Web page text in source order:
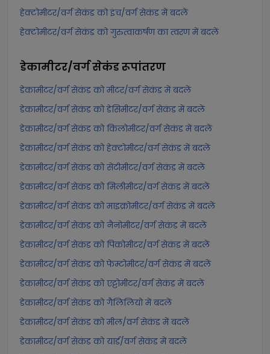
हेक्टोमीटर/वर्ग सेकंड को इंच/वर्ग सेकंड में बदलें
हेक्टोमीटर/वर्ग सेकंड को गुरुत्वाकर्षण का त्वरण में बदलें
डेकामीटर/वर्ग सेकंडरूपांतरण
डेकामीटर/वर्ग सेकंड को मीटर/वर्ग सेकंड में बदलें
डेकामीटर/वर्ग सेकंड को डेसिमीटर/वर्ग सेकंड में बदलें
डेकामीटर/वर्ग सेकंड को किलोमीटर/वर्ग सेकंड में बदलें
डेकामीटर/वर्ग सेकंड को हेक्टोमीटर/वर्ग सेकंड में बदलें
डेकामीटर/वर्ग सेकंड को सेंटीमीटर/वर्ग सेकंड में बदलें
डेकामीटर/वर्ग सेकंड को मिलीमीटर/वर्ग सेकंड में बदलें
डेकामीटर/वर्ग सेकंड को माइक्रोमीटर/वर्ग सेकंड में बदलें
डेकामीटर/वर्ग सेकंड को नैनोमीटर/वर्ग सेकंड में बदलें
डेकामीटर/वर्ग सेकंड को पिकोमीटर/वर्ग सेकंड में बदलें
डेकामीटर/वर्ग सेकंड को फेम्टोमीटर/वर्ग सेकंड में बदलें
डेकामीटर/वर्ग सेकंड को एट्टोमीटर/वर्ग सेकंड में बदलें
डेकामीटर/वर्ग सेकंड को गैलिलियो में बदलें
डेकामीटर/वर्ग सेकंड को मील/वर्ग सेकंड में बदलें
डेकामीटर/वर्ग सेकंड को यार्ड/वर्ग सेकंड में बदलें